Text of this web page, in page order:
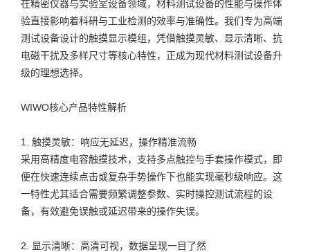
在精密仪器与实验室设备领域，材料测试设备的性能与操作体
验直接影响着科研与工业检测的效率与准确性。我们专为高端
测试设备设计的触摸显示模组，凭借触摸灵敏、显示清晰、抗
电磁干扰及多样尺寸等核心特性，正成为现代材料测试设备升
级的理想选择。
WIWO核心产品特性解析
1. 触摸灵敏：响应无延迟，操作精准流畅
采用高精度电容触摸技术，支持多点触控与手套操作模式，即
便在快速连续点击或复杂手势操作下也能实现毫秒级响应。这
一特性尤其适合需要频繁调整参数、实时操控测试流程的设
备，有效避免误触或延迟带来的操作失误。
2. 显示清晰：高清可视，数据呈现一目了然